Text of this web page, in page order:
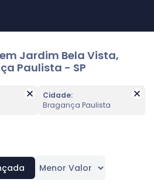
Jardim Bela Vista,
Paulista - SP
Cidade:
Bragança Paulista